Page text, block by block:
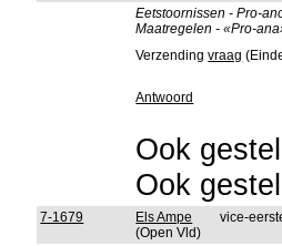
Eetstoornissen - Pro-
Maatregelen - «Pro-
Verzendingvraag
Antwoord
Ook
Ook
7-1679
Els Ampe
(Open Vld)
vice-